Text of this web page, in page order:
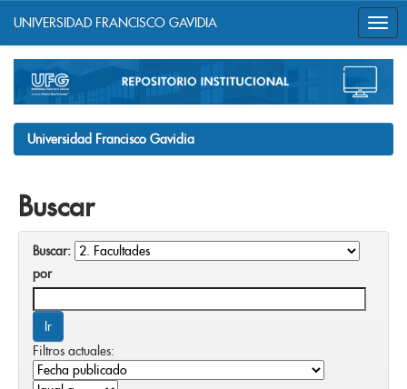
navigation
UNIVERSIDAD FRANCISCO GAVIDIA
Universidad Francisco Gavidia
Buscar
Buscar:
por
Filtros actuales: